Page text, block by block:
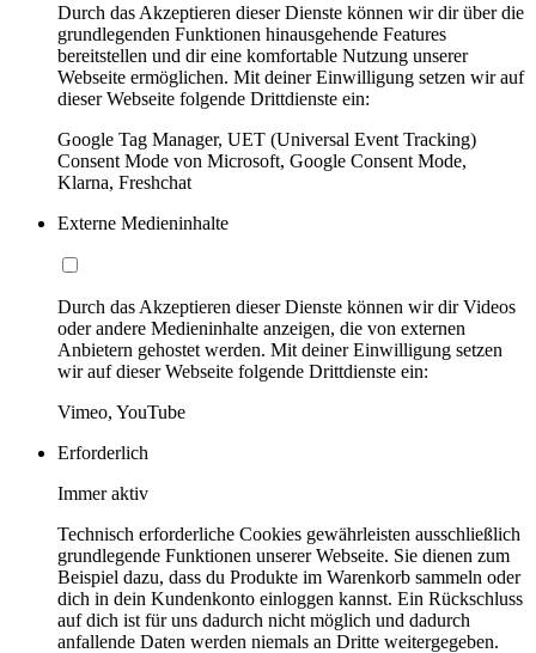
Durch das Akzeptieren dieser Dienste können wir dir über die
grundlegenden Funktionen hinausgehende Features
bereitstellen und dir eine komfortable Nutzung unserer
Webseite ermöglichen. Mit deiner Einwilligung setzen wir auf
dieser Webseite folgende Drittdienste ein:
Google Tag Manager, UET (Universal Event Tracking)
Consent Mode von Microsoft, Google Consent Mode,
Klarna, Freshchat
Externe Medieninhalte
Durch das Akzeptieren dieser Dienste können wir dir Videos
oder andere Medieninhalte anzeigen, die von externen
Anbietern gehostet werden. Mit deiner Einwilligung setzen
wir auf dieser Webseite folgende Drittdienste ein:
Vimeo, YouTube
Erforderlich
Immer aktiv
Technisch erforderliche Cookies gewährleisten ausschließlich
grundlegende Funktionen unserer Webseite. Sie dienen zum
Beispiel dazu, dass du Produkte im Warenkorb sammeln oder
dich in dein Kundenkonto einloggen kannst. Ein Rückschluss
auf dich ist für uns dadurch nicht möglich und dadurch
anfallende Daten werden niemals an Dritte weitergegeben.